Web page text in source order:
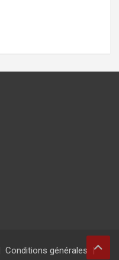
Conditions générales